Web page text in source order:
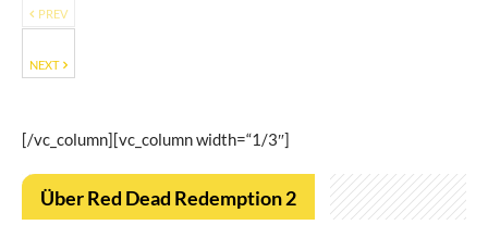
PREV
NEXT
[/vc_column][vc_column width=“1/3″]
Über Red Dead Redemption 2